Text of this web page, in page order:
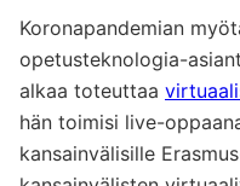
Koronapandemian
opetusteknologia-
alkaa toteuttaa
hän toimisi live-
kansainvälisille